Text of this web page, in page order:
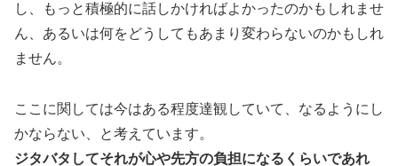
し、もっと積極的に話しかければよかったのかもしれませ
ん、あるいは何をどうしてもあまり変わらないのかもしれ
ません。
ここに関しては今はある程度達観していて、なるようにし
かならない、と考えています。
ジタバタしてそれが心や先方の負担になるくらいであれ